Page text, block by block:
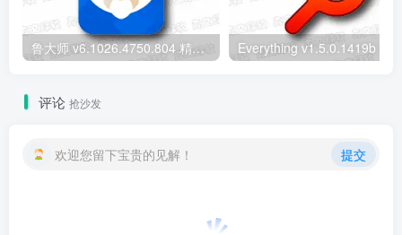
鲁大师 v6.1026.4750.804 精简单文件绿色版 – 轻量级硬件检测工具
评论 抢沙发
欢迎您留下宝贵的见解！ 提交